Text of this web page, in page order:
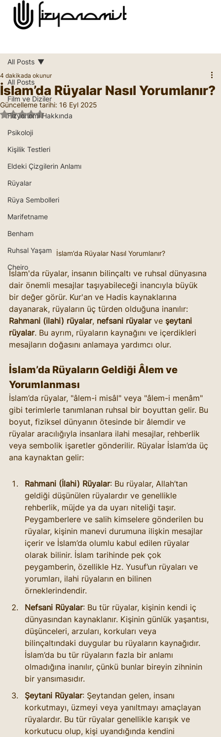
All Posts
Film ve Diziler
Fizyonomi Hakkında
Psikoloji
Kişilik Testleri
Eldeki Çizgilerin Anlamı
Rüyalar
Rüya Sembolleri
Marifetname
Benham
Ruhsal Yaşam
Cheiro
All Posts
İslam’da Rüyalar Nasıl Yorumlanır?
4 dakikada okunur
Güncelleme tarihi: 16 Eyl 2025
5 üzerinden NaN yıldız
İslam’da Rüyalar Nasıl Yorumlanır?
İslam'da rüyalar, insanın bilinçaltı ve ruhsal dünyasına
dair önemli mesajlar taşıyabileceği inancıyla büyük
bir değer görür. Kur'an ve Hadis kaynaklarına
dayanarak, rüyaların üç türden olduğuna inanılır:
Rahmani (ilahi) rüyalar, nefsani rüyalar ve şeytani
rüyalar. Bu ayrım, rüyaların kaynağını ve içerdikleri
mesajların doğasını anlamaya yardımcı olur.
İslam’da Rüyaların Geldiği Âlem ve
Yorumlanması
İslam’da rüyalar, "âlem-i misâl" veya "âlem-i menâm"
gibi terimlerle tanımlanan ruhsal bir boyuttan gelir. Bu
boyut, fiziksel dünyanın ötesinde bir âlemdir ve
rüyalar aracılığıyla insanlara ilahi mesajlar, rehberlik
veya sembolik işaretler gönderilir. Rüyalar İslam’da üç
ana kaynaktan gelir:
Rahmani (İlahi) Rüyalar: Bu rüyalar, Allah’tan
geldiği düşünülen rüyalardır ve genellikle
rehberlik, müjde ya da uyarı niteliği taşır.
Peygamberlere ve salih kimselere gönderilen bu
rüyalar, kişinin manevi durumuna ilişkin mesajlar
içerir ve İslam’da olumlu kabul edilen rüyalar
olarak bilinir. İslam tarihinde pek çok
peygamberin, özellikle Hz. Yusuf’un rüyaları ve
yorumları, ilahi rüyaların en bilinen
örneklerindendir.
Nefsani Rüyalar: Bu tür rüyalar, kişinin kendi iç
dünyasından kaynaklanır. Kişinin günlük yaşantısı,
düşünceleri, arzuları, korkuları veya
bilinçaltındaki duygular bu rüyaların kaynağıdır.
İslam’da bu tür rüyaların fazla bir anlamı
olmadığına inanılır, çünkü bunlar bireyin zihninin
bir yansımasıdır.
Şeytani Rüyalar: Şeytandan gelen, insanı
korkutmayı, üzmeyi veya yanıltmayı amaçlayan
rüyalardır. Bu tür rüyalar genellikle karışık ve
korkutucu olup, kişi uyandığında kendini